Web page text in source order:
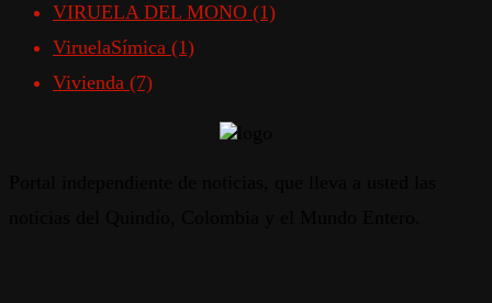
VIRUELA DEL MONO (1)
ViruelaSímica (1)
Vivienda (7)